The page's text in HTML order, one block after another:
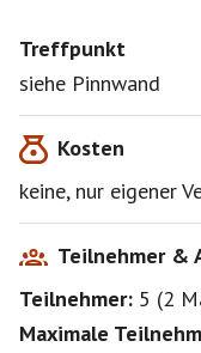
Treffpunkt
siehe Pinnwand
Kosten
keine, nur eigener
Teilnehmer &
Teilnehmer: 5 (2
Maximale